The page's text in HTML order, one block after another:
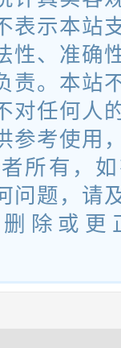
表示本站
性、准确
责。本站
对任何人
参考使用
所有，
问题，请
除或更